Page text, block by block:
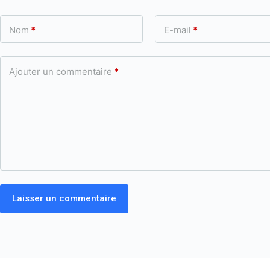
Nom * E-mail *
Ajouter un commentaire *
Laisser un commentaire